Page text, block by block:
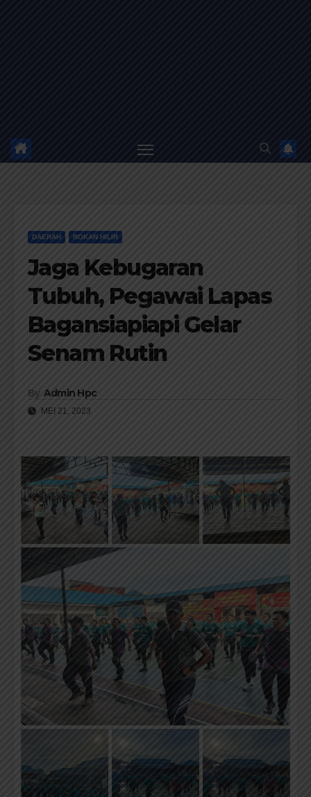
DAERAH ROKAN HILIR
Jaga Kebugaran
Tubuh, Pegawai Lapas
Bagansiapiapi Gelar
Senam Rutin
By Admin Hpc
MEI 21, 2023